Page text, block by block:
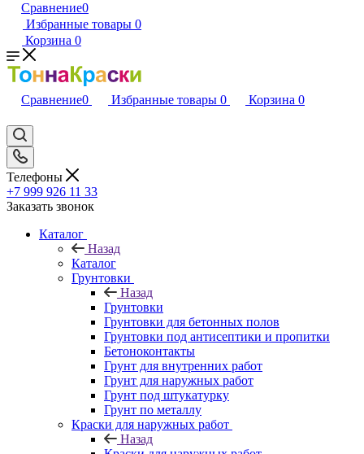
Сравнение0
Избранные товары 0
Корзина 0
Сравнение0 Избранные товары 0 Корзина 0
Телефоны
+7 999 926 11 33
Заказать звонок
Каталог
Назад
Каталог
Грунтовки
Назад
Грунтовки
Грунтовки для бетонных полов
Грунтовки под антисептики и пропитки
Бетоноконтакты
Грунт для внутренних работ
Грунт для наружных работ
Грунт под штукатурку
Грунт по металлу
Краски для наружных работ
Назад